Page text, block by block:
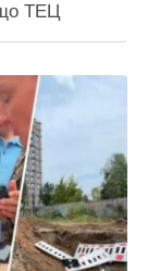
ТЕЦ